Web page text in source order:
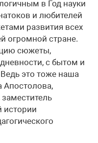
в Год науки
и любителей
развития всех
огромной стране.
сюжеты,
с бытом и
это тоже наша
Апостолова,
заместитель
истории